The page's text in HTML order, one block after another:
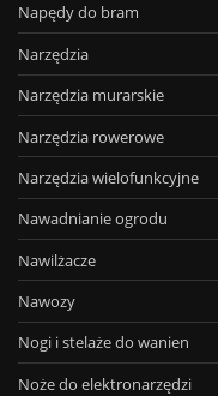
Napędy do bram
Narzędzia
Narzędzia murarskie
Narzędzia rowerowe
Narzędzia wielofunkcyjne
Nawadnianie ogrodu
Nawilżacze
Nawozy
Nogi i stelaże do wanien
Noże do elektronarzędzi